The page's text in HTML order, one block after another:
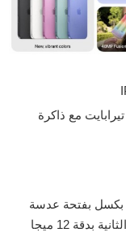
مساحة التخزين الداخلية 256 جيجا أو 1 تيرابايت مع ذاكرة
الأولي بدقة 48 ميجا بكسل بفتحة عدسة
F/1.8 بها مثبت بصري وهي الأساسية والثانية بدقة 12 ميجا